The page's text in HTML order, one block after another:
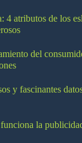
4 atributos de los
del
y fascinantes
la